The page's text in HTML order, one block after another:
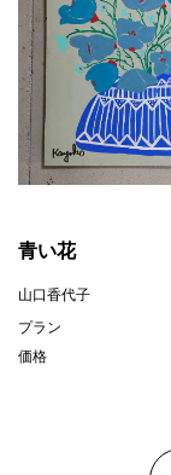
青い花
山口香代子
プラン
価格